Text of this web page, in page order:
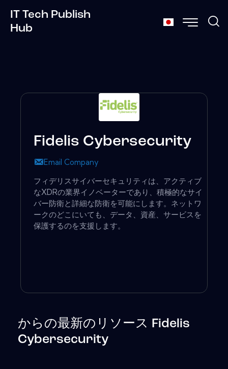
IT Tech Publish
Hub
Fidelis Cybersecurity
Email Company
フィデリスサイバーセキュリティは、アクティブ
なXDRの業界イノベーターであり、積極的なサイ
バー防衛と詳細な防衛を可能にします。ネットワ
ークのどこにいても、データ、資産、サービスを
保護するのを支援します。
からの最新のリソース Fidelis
Cybersecurity